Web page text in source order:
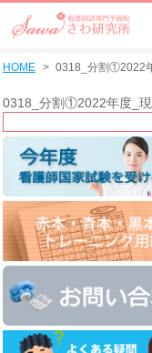
HOME 0318_分割①2022
0318_分割①2022年度_